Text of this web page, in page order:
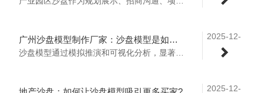
2025-12-
16
广州沙盘模型制作厂家：沙盘模型是如何推动项目落地的？
2025-12-